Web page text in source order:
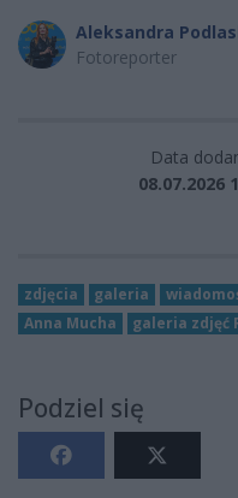
Aleksandra
Fotoreporter
Data
08.07.2026
zdjęcia galeria
Anna Mucha
galeria zdjęć
Podziel się